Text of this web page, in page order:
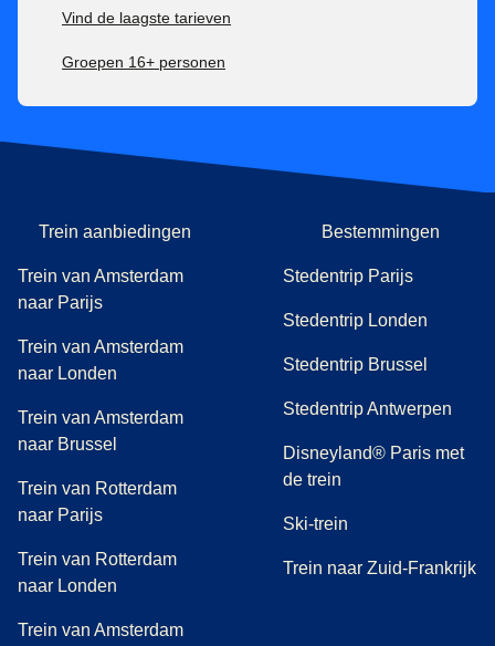
Tickets voor het Eurostar Premier-tarief zijn:
Inwisselbaar zonder extra kosten tot 1 uur na vertrektijd,
meer.
Vind de laagste tarieven
Groepen 16+ personen
Trein aanbiedingen
Trein van Amsterdam
naar Parijs
Trein van Amsterdam
naar Londen
Trein van Amsterdam
naar Brussel
Trein van Rotterdam
naar Parijs
Trein van Rotterdam
naar Londen
Trein van Amsterdam
Bestemmingen
Stedentrip Parijs
Stedentrip Londen
Stedentrip Brussel
Stedentrip Antwerpen
Disneyland® Paris met
de trein
Ski-trein
Trein naar Zuid-Frankrijk